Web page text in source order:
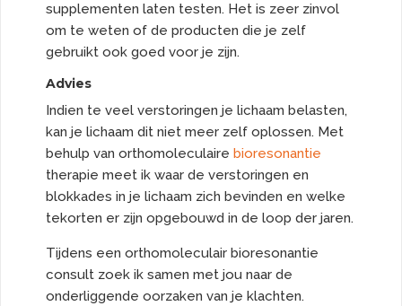
supplementen laten testen. Het is zeer zinvol
om te weten of de producten die je zelf
gebruikt ook goed voor je zijn.
Advies
Indien te veel verstoringen je lichaam belasten,
kan je lichaam dit niet meer zelf oplossen. Met
behulp van orthomoleculaire bioresonantie
therapie meet ik waar de verstoringen en
blokkades in je lichaam zich bevinden en welke
tekorten er zijn opgebouwd in de loop der jaren.
Tijdens een orthomoleculair bioresonantie
consult zoek ik samen met jou naar de
onderliggende oorzaken van je klachten.